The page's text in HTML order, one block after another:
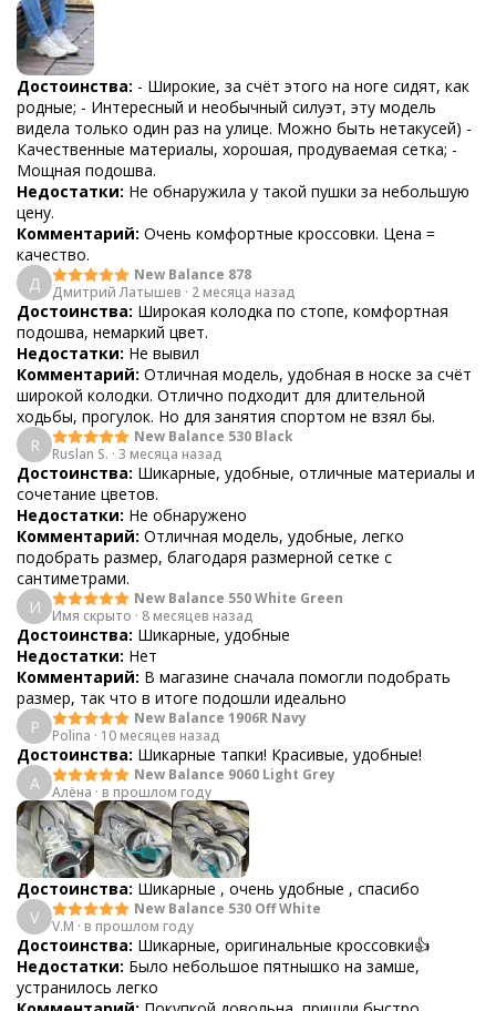
Достоинства: - Широкие, за счёт этого на ноге сидят, как
родные; - Интересный и необычный силуэт, эту модель
видела только один раз на улице. Можно быть нетакусей) -
Качественные материалы, хорошая, продуваемая сетка; -
Мощная подошва.
Недостатки: Не обнаружила у такой пушки за небольшую
цену.
Комментарий: Очень комфортные кроссовки. Цена =
качество.
Д
New Balance 878
Дмитрий Латышев · 2 месяца назад
Достоинства: Широкая колодка по стопе, комфортная
подошва, немаркий цвет.
Недостатки: Не вывил
Комментарий: Отличная модель, удобная в носке за счёт
широкой колодки. Отлично подходит для длительной
ходьбы, прогулок. Но для занятия спортом не взял бы.
R
New Balance 530 Black
Ruslan S. · 3 месяца назад
Достоинства: Шикарные, удобные, отличные материалы и
сочетание цветов.
Недостатки: Не обнаружено
Комментарий: Отличная модель, удобные, легко
подобрать размер, благодаря размерной сетке с
сантиметрами.
И
New Balance 550 White Green
Имя скрыто · 8 месяцев назад
Достоинства: Шикарные, удобные
Недостатки: Нет
Комментарий: В магазине сначала помогли подобрать
размер, так что в итоге подошли идеально
P
New Balance 1906R Navy
Polina · 10 месяцев назад
Достоинства: Шикарные тапки! Красивые, удобные!
А
New Balance 9060 Light Grey
Алёна · в прошлом году
Достоинства: Шикарные , очень удобные , спасибо
V
New Balance 530 Off White
V.M · в прошлом году
Достоинства: Шикарные, оригинальные кроссовки👍
Недостатки: Было небольшое пятнышко на замше,
устранилось легко